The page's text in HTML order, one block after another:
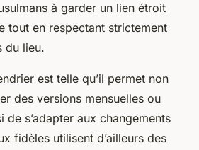
à garder un lien étroit
tout en respectant strictement
du lieu.
est telle qu’il permet non
des versions mensuelles ou
de s’adapter aux changements
fidèles utilisent d’ailleurs des